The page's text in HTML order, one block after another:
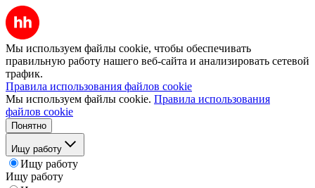
Мы используем файлы cookie, чтобы обеспечивать
правильную работу нашего веб-сайта и анализировать сетевой
трафик.
Правила использования файлов cookie
Мы используем файлы cookie. Правила использования
файлов cookie
Понятно
Ищу работу
Ищу работу
Ищу работу